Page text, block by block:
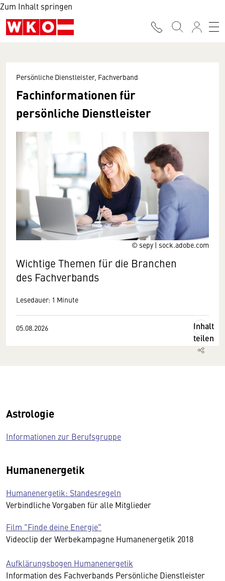
Zum Inhalt springen
© sepy | sock.adobe.com
Persönliche Dienstleister, Fachverband
Fachinformationen für
persönliche Dienstleister
Wichtige Themen für die Branchen
des Fachverbands
Lesedauer: 1 Minute
05.08.2026
Inhalt
teilen
Astrologie
Informationen zur Berufsgruppe
Humanenergetik
Humanenergetik: Standesregeln
Verbindliche Vorgaben für alle Mitglieder
Film "Finde deine Energie"
Videoclip der Werbekampagne Humanenergetik 2018
Aufklärungsbogen Humanenergetik
Information des Fachverbands Persönliche Dienstleister